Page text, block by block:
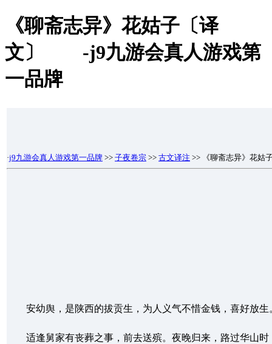
《聊斋志异》花姑子〔译
文〕 -j9九游会真人游戏第
一品牌
·j9九游会真人游戏第一品牌 >> 子夜卷宗 >> 古文译注 >> 《聊斋志异》花姑
安幼舆，是陕西的拔贡生，为人义气不惜金钱，喜好放生
适逢舅家有丧葬之事，前去送殡。夜晚归来，路过华山时